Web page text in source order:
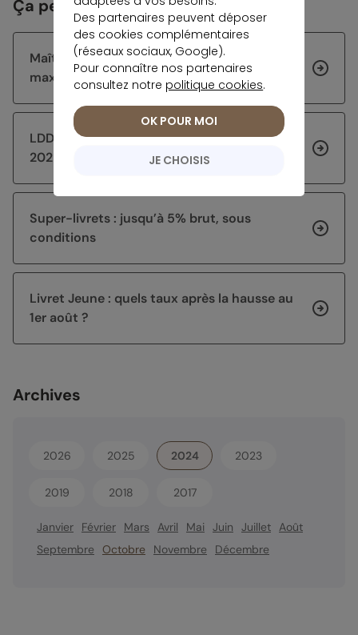
Ça peut vous intéresser
Maîtriser la règle des quinzaines pour
maximiser les intérêts du Livret A
LDDS à 1,7% : pourquoi il gagne du terrain en
2025
Super-livrets : jusqu’à 5% brut, sous
conditions
Livret Jeune : quels taux après la hausse au
1er août ?
Archives
2026 2025 2024 2023
2019 2018 2017
Janvier Février Mars Avril Mai Juin Juillet Août
Septembre
Octobre Novembre Décembre
Des partenaires peuvent déposer
des cookies complémentaires
(réseaux sociaux, Google).
Pour connaître nos partenaires
consultez notre politique cookies.
JE CHOISIS
OK POUR MOI